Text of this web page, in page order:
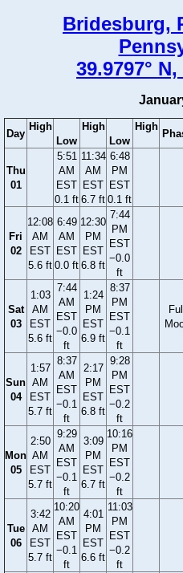
Bridesburg,
39.9797°
Day
High
Low
High
Low
High
Thu
01
5:51
AM
EST
0.1 ft
11:34
AM
EST
6.7 ft
6:48
PM
EST
0.1 ft
Fri
02
12:08
AM
EST
5.6 ft
6:49
AM
EST
0.0 ft
12:30
PM
EST
6.8 ft
7:44
PM
EST
−0.0
ft
Sat
03
1:03
AM
EST
5.6 ft
7:44
AM
EST
−0.0
ft
1:24
PM
EST
6.9 ft
8:37
PM
EST
−0.1
ft
Full
Sun
04
1:57
AM
EST
5.7 ft
8:37
AM
EST
−0.1
ft
2:17
PM
EST
6.8 ft
9:28
PM
EST
−0.2
ft
Mon
05
2:50
AM
EST
5.7 ft
9:29
AM
EST
−0.1
ft
3:09
PM
EST
6.7 ft
10:16
PM
EST
−0.2
ft
Tue
06
3:42
AM
EST
5.7 ft
10:20
AM
EST
−0.1
ft
4:01
PM
EST
6.6 ft
11:03
PM
EST
−0.2
ft